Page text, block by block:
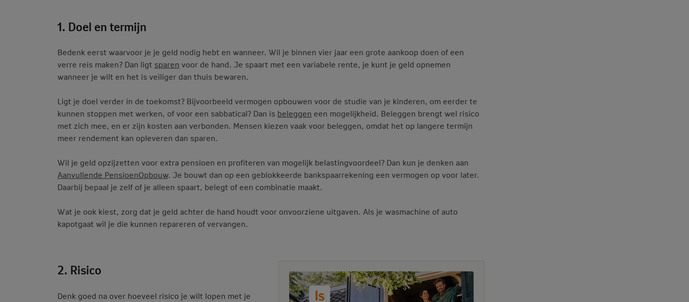
1. Doel en termijn
Bedenk eerst waarvoor je je geld nodig hebt en wanneer. Wil je binnen vier jaar een grote aankoop doen of een
verre reis maken? Dan ligt sparen voor de hand. Je spaart met een variabele rente, je kunt je geld opnemen
wanneer je wilt en het is veiliger dan thuis bewaren.
Ligt je doel verder in de toekomst? Bijvoorbeeld vermogen opbouwen voor de studie van je kinderen, om eerder te
kunnen stoppen met werken, of voor een sabbatical? Dan is beleggen een mogelijkheid. Beleggen brengt wel risico
met zich mee, en er zijn kosten aan verbonden. Mensen kiezen vaak voor beleggen, omdat het op langere termijn
meer rendement kan opleveren dan sparen.
Wil je geld opzijzetten voor extra pensioen en profiteren van mogelijk belastingvoordeel? Dan kun je denken aan
Aanvullende PensioenOpbouw. Je bouwt dan op een geblokkeerde bankspaarrekening een vermogen op voor later.
Daarbij bepaal je zelf of je alleen spaart, belegt of een combinatie maakt.
Wat je ook kiest, zorg dat je geld achter de hand houdt voor onvoorziene uitgaven. Als je wasmachine of auto
kapotgaat wil je die kunnen repareren of vervangen.
2. Risico
Denk goed na over hoeveel risico je wilt lopen met je